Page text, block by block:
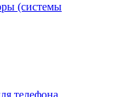
(системы
телефона